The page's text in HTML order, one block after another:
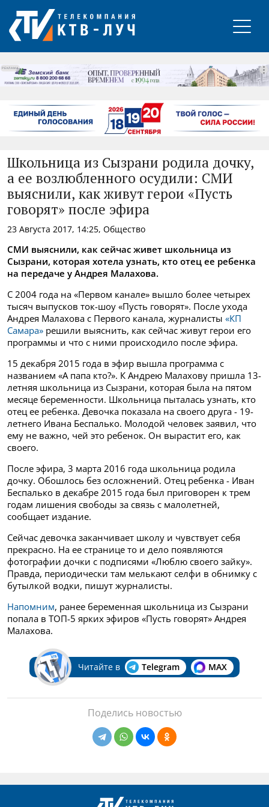
РЕКЛАМА
Школьница из Сызрани родила дочку,
а ее возлюбленного осудили: СМИ
выяснили, как живут герои «Пусть
говорят» после эфира
23 Августа 2017, 14:25, Общество
СМИ выяснили, как сейчас живет школьница из
Сызрани, которая хотела узнать, кто отец ее ребенка
на передаче у Андрея Малахова.
С 2004 года на «Первом канале» вышло более четырех
тысяч выпусков ток-шоу «Пусть говорят». После ухода
Андрея Малахова с Первого канала, журналисты «КП
Самара» решили выяснить, как сейчас живут герои его
программы и что с ними происходило после эфира.
15 декабря 2015 года в эфир вышла программа с
названием «А папа кто?». К Андрею Малахову пришла 13-
летняя школьница из Сызрани, которая была на пятом
месяце беременности. Школьница пыталась узнать, кто
отец ее ребенка. Девочка показала на своего друга - 19-
летнего Ивана Беспалько. Молодой человек заявил, что
ему не важно, чей это ребенок. Он вырастит его, как
своего.
После эфира, 3 марта 2016 года школьница родила
дочку. Обошлось без осложнений. Отец ребенка - Иван
Беспалько в декабре 2015 года был приговорен к трем
годам лишения свободы за связь с малолетней,
сообщает издание.
Сейчас девочка заканчивает школу и чувствует себя
прекрасно. На ее странице то и дело появляются
фотографии дочки с подписями «Люблю своего зайку».
Правда, периодически там мелькают селфи в обнимку с
бутылкой водки, пишут журналисты.
Напомним, ранее беременная школьница из Сызрани
попала в ТОП-5 ярких эфиров «Пусть говорят» Андрея
Малахова.
Читайте в Telegram MAX
Поделись новостью